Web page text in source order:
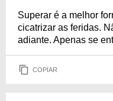
Superar é a melhor
cicatrizar as feridas.
adiante. Apenas se
COPIAR